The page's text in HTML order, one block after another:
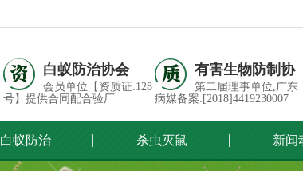
白蚁防治协会
会员单位【资质证:128
号】提供合同配合验厂
有害生物防制协
第二届理事单位,广东
病媒备案:[2018]4419230007
白蚁防治 杀虫灭鼠 新闻